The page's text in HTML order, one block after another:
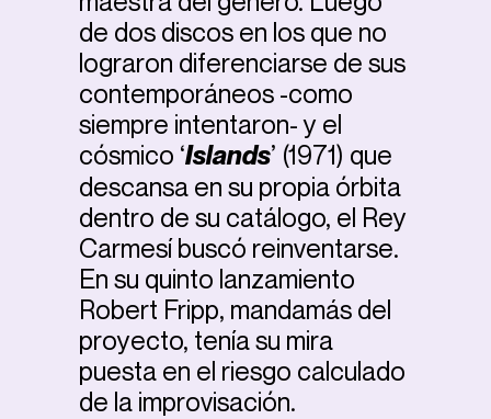
de dos discos en los que no
lograron diferenciarse de sus
contemporáneos -como
siempre intentaron- y el
cósmico ‘Islands’ (1971) que
descansa en su propia órbita
dentro de su catálogo, el Rey
Carmesí buscó reinventarse.
En su quinto lanzamiento
Robert Fripp, mandamás del
proyecto, tenía su mira
puesta en el riesgo calculado
de la improvisación.